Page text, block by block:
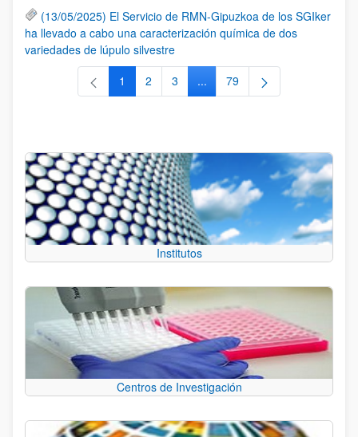
(13/05/2025) El Servicio de RMN-Gipuzkoa de los SGIker
ha llevado a cabo una caracterización química de dos
variedades de lúpulo silvestre
Página
1 Página
2 Página
3 ...Páginas intermedias Use TAB
Página
79
Institutos
Centros de Investigación